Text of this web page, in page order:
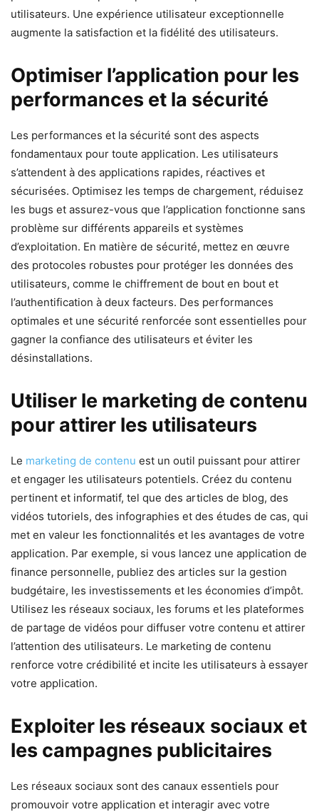
utilisateurs. Une expérience utilisateur exceptionnelle
augmente la satisfaction et la fidélité des utilisateurs.
Optimiser l’application pour les
performances et la sécurité
Les performances et la sécurité sont des aspects
fondamentaux pour toute application. Les utilisateurs
s’attendent à des applications rapides, réactives et
sécurisées. Optimisez les temps de chargement, réduisez
les bugs et assurez-vous que l’application fonctionne sans
problème sur différents appareils et systèmes
d’exploitation. En matière de sécurité, mettez en œuvre
des protocoles robustes pour protéger les données des
utilisateurs, comme le chiffrement de bout en bout et
l’authentification à deux facteurs. Des performances
optimales et une sécurité renforcée sont essentielles pour
gagner la confiance des utilisateurs et éviter les
désinstallations.
Utiliser le marketing de contenu
pour attirer les utilisateurs
Le marketing de contenu est un outil puissant pour attirer
et engager les utilisateurs potentiels. Créez du contenu
pertinent et informatif, tel que des articles de blog, des
vidéos tutoriels, des infographies et des études de cas, qui
met en valeur les fonctionnalités et les avantages de votre
application. Par exemple, si vous lancez une application de
finance personnelle, publiez des articles sur la gestion
budgétaire, les investissements et les économies d’impôt.
Utilisez les réseaux sociaux, les forums et les plateformes
de partage de vidéos pour diffuser votre contenu et attirer
l’attention des utilisateurs. Le marketing de contenu
renforce votre crédibilité et incite les utilisateurs à essayer
votre application.
Exploiter les réseaux sociaux et
les campagnes publicitaires
Les réseaux sociaux sont des canaux essentiels pour
promouvoir votre application et interagir avec votre